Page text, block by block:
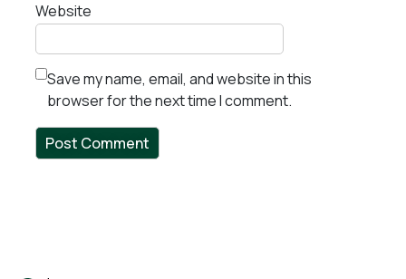
Website
Save my name, email, and website in this
browser for the next time I comment.